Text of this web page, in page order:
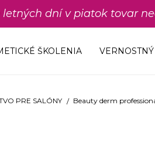
dní v piatok tovar
ŠKOLENIA
PRE SALÓNY Beauty derm